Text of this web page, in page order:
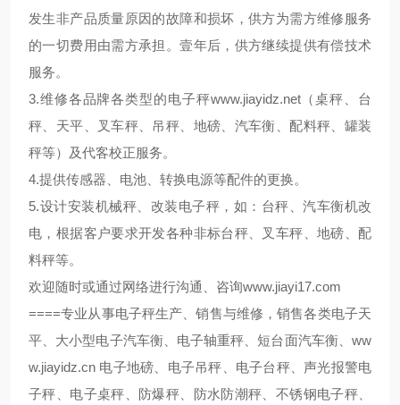
发生非产品质量原因的故障和损坏，供方为需方维修服务
的一切费用由需方承担。壹年后，供方继续提供有偿技术
服务。
3.维修各品牌各类型的电子秤www.jiayidz.net（桌秤、台
秤、天平、叉车秤、吊秤、地磅、汽车衡、配料秤、罐装
秤等）及代客校正服务。
4.提供传感器、电池、转换电源等配件的更换。
5.设计安装机械秤、改装电子秤，如：台秤、汽车衡机改
电，根据客户要求开发各种非标台秤、叉车秤、地磅、配
料秤等。
欢迎随时或通过网络进行沟通、咨询www.jiayi17.com
====专业从事电子秤生产、销售与维修，销售各类电子天
平、大小型电子汽车衡、电子轴重秤、短台面汽车衡、 ww
w.jiayidz.cn 电子地磅、电子吊秤、电子台秤、声光报警电
子秤、电子桌秤、防爆秤、防水防潮秤、不锈钢电子秤、